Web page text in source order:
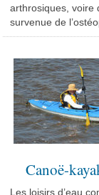
arthrosiques, voire
survenue de
Canoë-
Les loisirs d’eau